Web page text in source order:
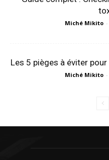
Miché Mikito -
Les 5 pièges à éviter
Miché Mikito -